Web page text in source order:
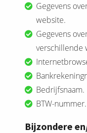
Gegevens
website.
Gegevens
verschillende
Bedrijfsnaam.
BTW-nummer.
Bijzondere